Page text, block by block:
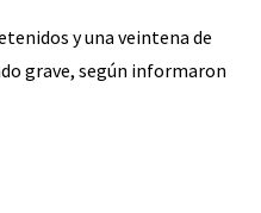
y una veintena de
grave, según informaron